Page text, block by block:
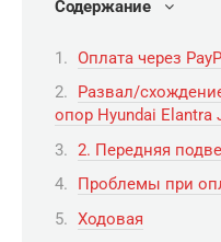
Содержание
Оплата через
Развал/
опор Hyundai Elantra
2. Передняя
Проблемы при
Ходовая